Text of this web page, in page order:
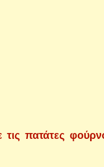
τις πατάτες